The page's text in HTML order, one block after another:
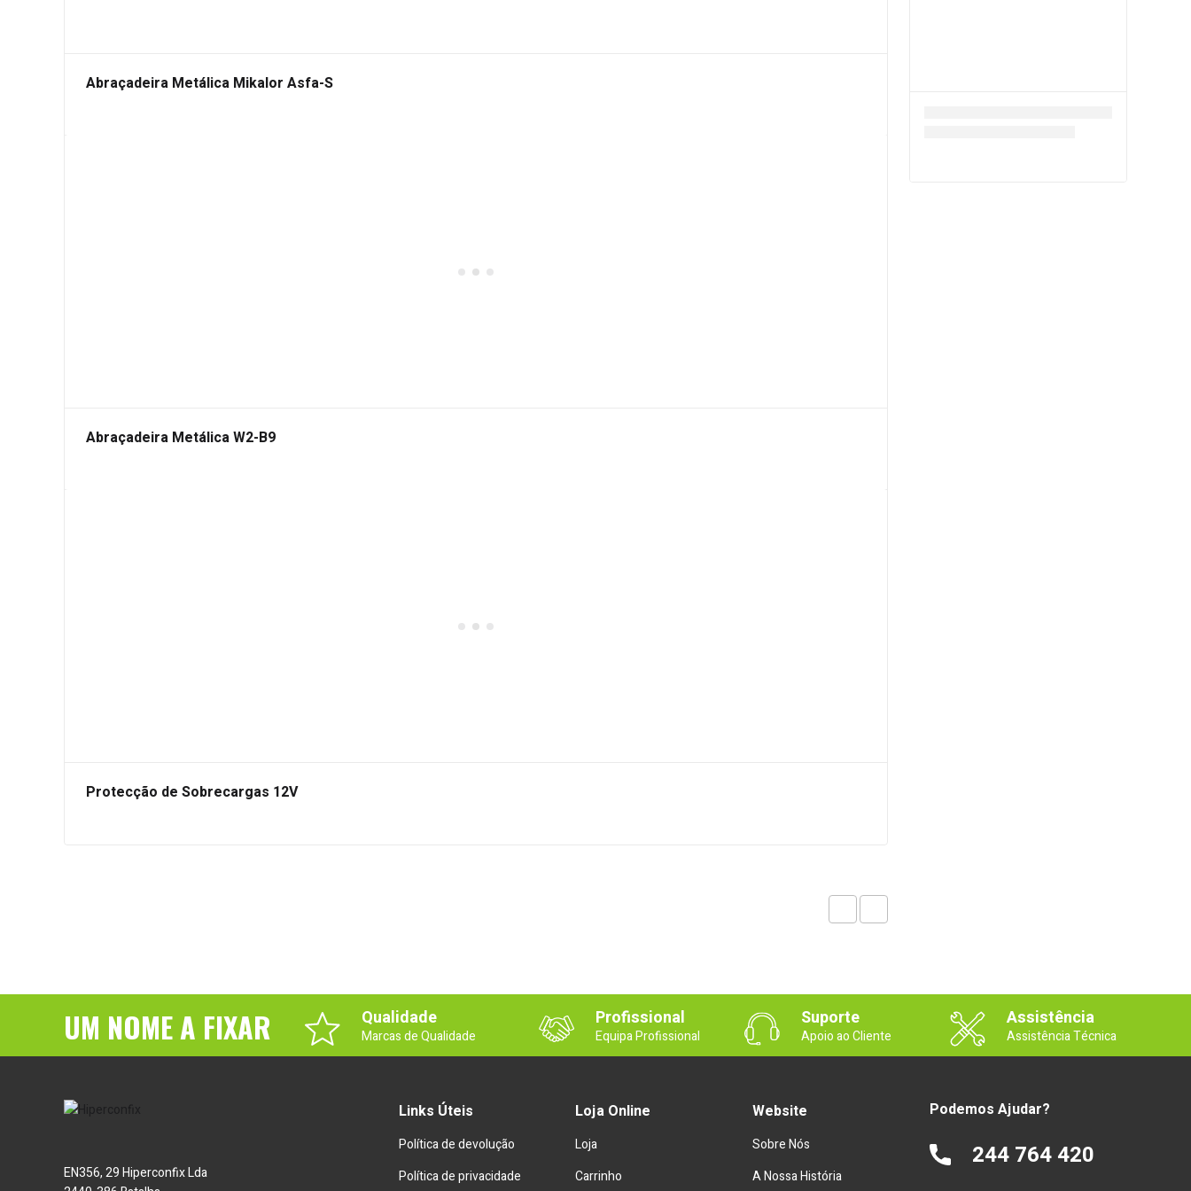
Abraçadeira Metálica Mikalor Asfa-S
Abraçadeira Metálica W2-B9
Protecção de Sobrecargas 12V
UM NOME A FIXAR Qualidade
Marcas de Qualidade
Profissional
Equipa Profissional
Suporte
Apoio ao Cliente
Assistência
Assistência Técnica
EN356, 29 Hiperconfix Lda
Links Úteis
Política de devolução
Política de privacidade
Loja Online
Loja
Carrinho
Website
Sobre Nós
A Nossa História
Podemos Ajudar?
244 764 420